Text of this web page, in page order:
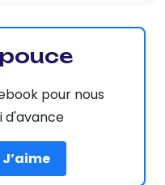
pour nous
d'avance